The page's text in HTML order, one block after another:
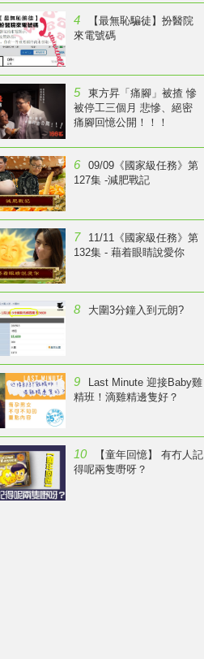
4
【最無恥騙徒】扮醫院
來電號碼
5
東方昇「痛腳」被揸 慘
被停工三個月 悲慘、絕密
痛腳回憶公開！！！
6
09/09《國家級任務》第
127集 -減肥戰記
7
11/11《國家級任務》第
132集 - 藉着眼睛說愛你
8 大圍3分鐘入到元朗?
9
Last Minute 迎接Baby雞
精班！滴雞精邊隻好？
10
【童年回憶】 有冇人記
得呢兩隻嘢呀？